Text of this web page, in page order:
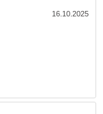
16.10.2025